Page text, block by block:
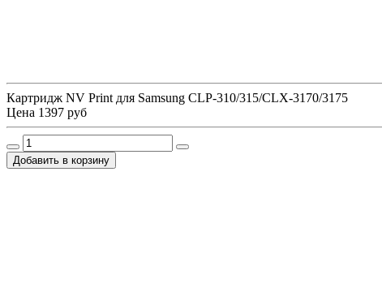
Картридж NV Print для Samsung CLP-310/315/CLX-3170/3175
Цена 1397 руб